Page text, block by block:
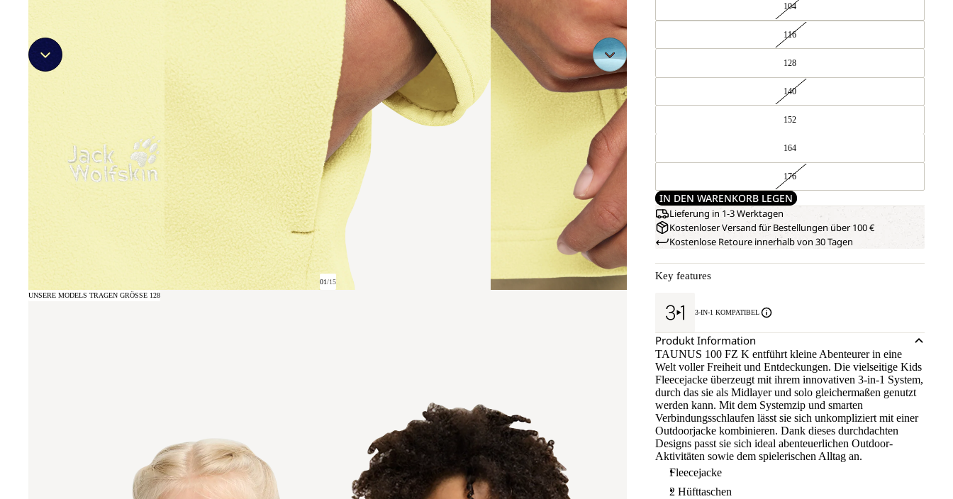
01/15
UNSERE MODELS TRAGEN GRÖSSE 128
104
116
128
140
152
164
176
IN DEN WARENKORB LEGEN
Lieferung in 1-3 Werktagen
Kostenloser Versand für Bestellungen über 100 €
Kostenlose Retoure innerhalb von 30 Tagen
Key features
3-IN-1 KOMPATIBEL
Produkt Information
TAUNUS 100 FZ K entführt kleine Abenteurer in eine
Welt voller Freiheit und Entdeckungen. Die vielseitige Kids
Fleecejacke überzeugt mit ihrem innovativen 3-in-1 System,
durch das sie als Midlayer und solo gleichermaßen genutzt
werden kann. Mit dem Systemzip und smarten
Verbindungsschlaufen lässt sie sich unkompliziert mit einer
Outdoorjacke kombinieren. Dank dieses durchdachten
Designs passt sie sich ideal abenteuerlichen Outdoor-
Aktivitäten sowie dem spielerischen Alltag an.
Fleecejacke
2 Hüfttaschen